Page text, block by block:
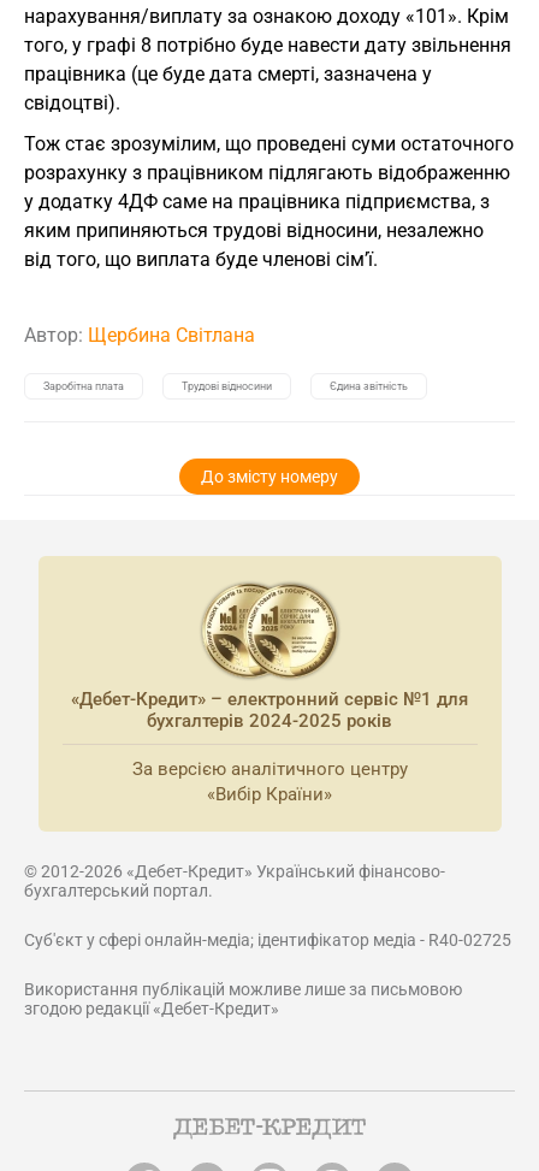
нарахування/виплату за ознакою доходу «101». Крім
того, у графі 8 потрібно буде навести дату звільнення
працівника (це буде дата смерті, зазначена у
свідоцтві).
Тож стає зрозумілим, що проведені суми остаточного
розрахунку з працівником підлягають відображенню
у додатку 4ДФ саме на працівника підприємства, з
яким припиняються трудові відносини, незалежно
від того, що виплата буде членові сім’ї.
Автор: Щербина Світлана
Заробітна плата Трудові відносини Єдина звітність
До змісту номеру
«Дебет-Кредит» – електронний сервіс №1 для
бухгалтерів 2024-2025 років
За версією аналітичного центру
«Вибір Країни»
© 2012-2026 «Дебет-Кредит» Український фінансово-
бухгалтерський портал.
Суб'єкт у сфері онлайн-медіа; ідентифікатор медіа - R40-02725
Використання публікацій можливе лише за письмовою
згодою редакції «Дебет-Кредит»